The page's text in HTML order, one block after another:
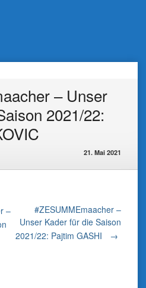
– Unser
2021/22:
21. Mai 2021
–
#ZESUMMEmaacher –
Unser Kader für die Saison
2021/22: Pajtim GASHI
→